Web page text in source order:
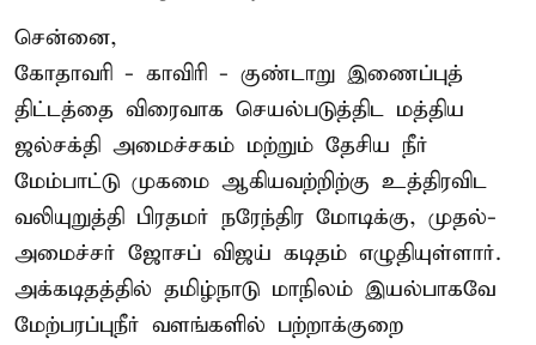
சென்னை,
கோதாவரி - காவிரி - குண்டாறு இணைப்புத்
திட்டத்தை விரைவாக செயல்படுத்திட மத்திய
ஜல்சக்தி அமைச்சகம் மற்றும் தேசிய நீர்
மேம்பாட்டு முகமை ஆகியவற்றிற்கு உத்திரவிட
வலியுறுத்தி பிரதமர் நரேந்திர மோடிக்கு, முதல்-
அமைச்சர் ஜோசப் விஜய் கடிதம் எழுதியுள்ளார்.
அக்கடிதத்தில் தமிழ்நாடு மாநிலம் இயல்பாகவே
மேற்பரப்புநீர் வளங்களில் பற்றாக்குறை